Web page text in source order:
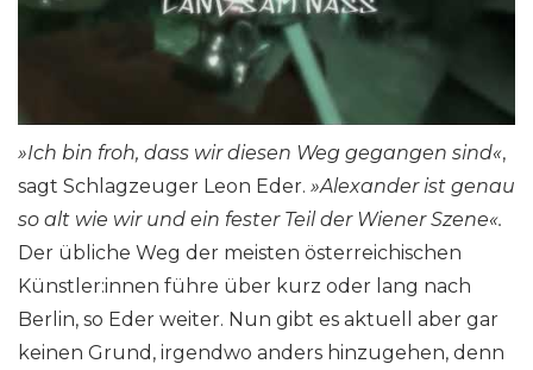
»Ich bin froh, dass wir diesen Weg gegangen sind«,
sagt Schlagzeuger Leon Eder. »Alexander ist genau
so alt wie wir und ein fester Teil der Wiener Szene«.
Der übliche Weg der meisten österreichischen
Künstler:innen führe über kurz oder lang nach
Berlin, so Eder weiter. Nun gibt es aktuell aber gar
keinen Grund, irgendwo anders hinzugehen, denn